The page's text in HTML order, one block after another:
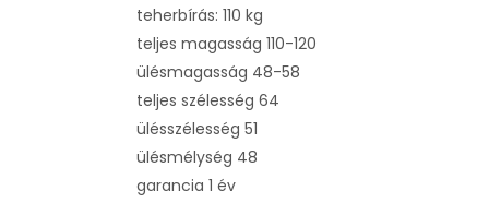
teherbírás: 110 kg
teljes magasság 110-120
ülésmagasság 48-58
teljes szélesség 64
ülésszélesség 51
ülésmélység 48
garancia 1 év